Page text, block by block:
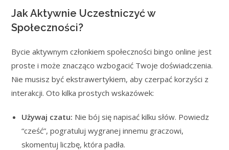
Jak Aktywnie Uczestniczyć w
Społeczności?
Bycie aktywnym członkiem społeczności bingo online jest
proste i może znacząco wzbogacić Twoje doświadczenia.
Nie musisz być ekstrawertykiem, aby czerpać korzyści z
interakcji. Oto kilka prostych wskazówek:
Używaj czatu: Nie bój się napisać kilku słów. Powiedz
“cześć”, pogratuluj wygranej innemu graczowi,
skomentuj liczbę, która padła.